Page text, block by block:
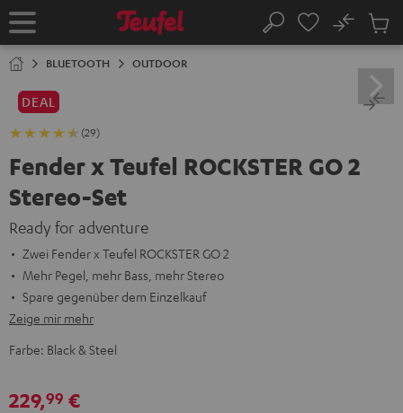
Startseite Suche
No
BLUETOOTH OUTDOOR
DEAL
(29)
Fender x Teufel ROCKSTER GO 2
Stereo-Set
Ready for adventure
Zwei Fender x Teufel ROCKSTER GO 2
Mehr Pegel, mehr Bass, mehr Stereo
Spare gegenüber dem Einzelkauf
Zeige mir mehr
Farbe: Black & Steel
229,99 €